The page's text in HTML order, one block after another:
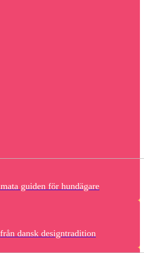
guiden för hundägare
dansk designtradition